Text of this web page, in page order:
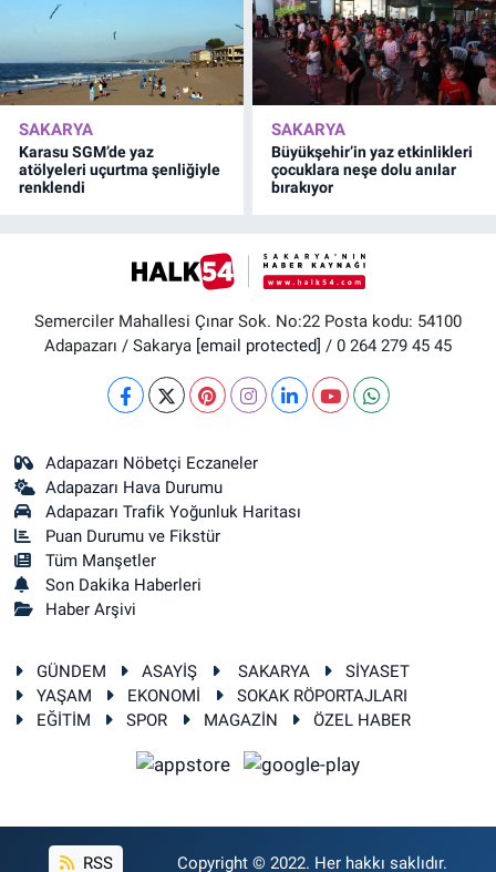
SAKARYA
Karasu SGM’de yaz
atölyeleri uçurtma şenliğiyle
renklendi
SAKARYA
Büyükşehir’in yaz etkinlikleri
çocuklara neşe dolu anılar
bırakıyor
Semerciler Mahallesi Çınar Sok. No:22 Posta kodu: 54100
Adapazarı / Sakarya [email protected] / 0 264 279 45 45
Adapazarı Nöbetçi Eczaneler
Adapazarı Hava Durumu
Adapazarı Trafik Yoğunluk Haritası
Puan Durumu ve Fikstür
Tüm Manşetler
Son Dakika Haberleri
Haber Arşivi
GÜNDEM ASAYİŞ SAKARYA
SİYASET
YAŞAM
EKONOMİ
SOKAK RÖPORTAJLARI
EĞİTİM
SPOR MAGAZİN ÖZEL HABER
RSS Copyright © 2022. Her hakkı saklıdır.